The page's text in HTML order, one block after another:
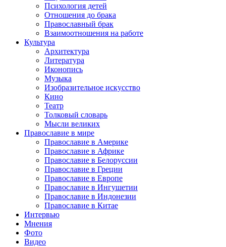
Психология детей
Отношения до брака
Православный брак
Взаимоотношения на работе
Культура
Архитектура
Литература
Иконопись
Музыка
Изобразительное искусство
Кино
Театр
Толковый словарь
Мысли великих
Православие в мире
Православие в Америке
Православие в Африке
Православие в Белоруссии
Православие в Греции
Православие в Европе
Православие в Ингушетии
Православие в Индонезии
Православие в Китае
Интервью
Мнения
Фото
Видео